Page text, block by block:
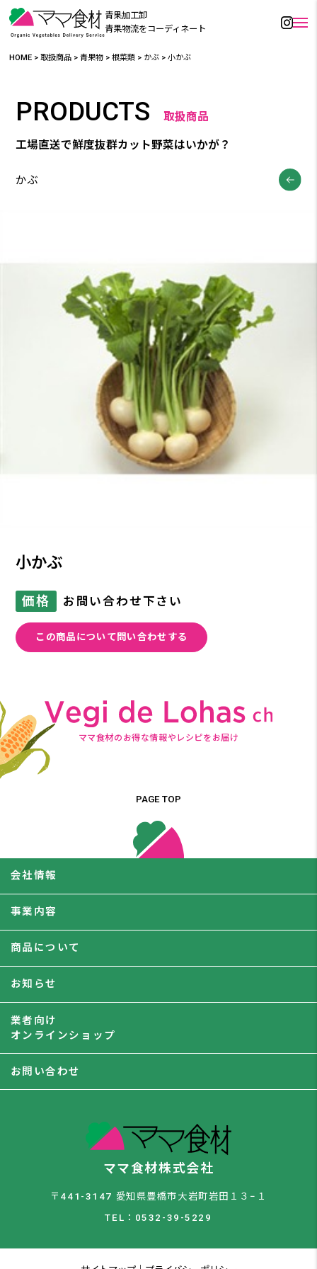
青果加工卸
青果物流をコーディネート
HOME >取扱商品 >青果物 >根菜類 > かぶ >小かぶ
PRODUCTS 取扱商品
工場直送で鮮度抜群カット野菜はいかが？
かぶ
小かぶ
価格 お問い合わせ下さい
この商品について問い合わせする
ママ食材のお得な情報やレシピをお届け
PAGE TOP
会社情報
事業内容
商品について
お知らせ
業者向け
オンラインショップ
お問い合わせ
ママ食材株式会社
〒441-3147 愛知県豊橋市大岩町岩田１３−１
TEL：0532-39-5229